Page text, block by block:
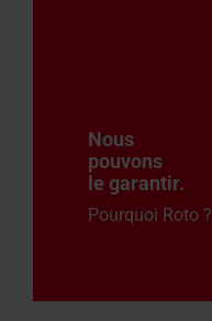
Nous
pouvons
le garantir.
Pourquoi Roto ?